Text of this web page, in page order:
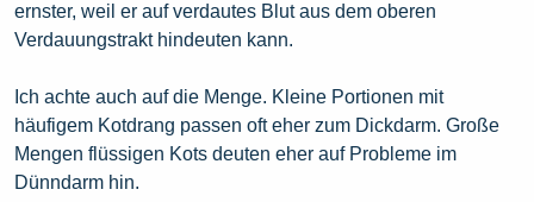
ernster, weil er auf verdautes Blut aus dem oberen
Verdauungstrakt hindeuten kann.
Ich achte auch auf die Menge. Kleine Portionen mit
häufigem Kotdrang passen oft eher zum Dickdarm. Große
Mengen flüssigen Kots deuten eher auf Probleme im
Dünndarm hin.